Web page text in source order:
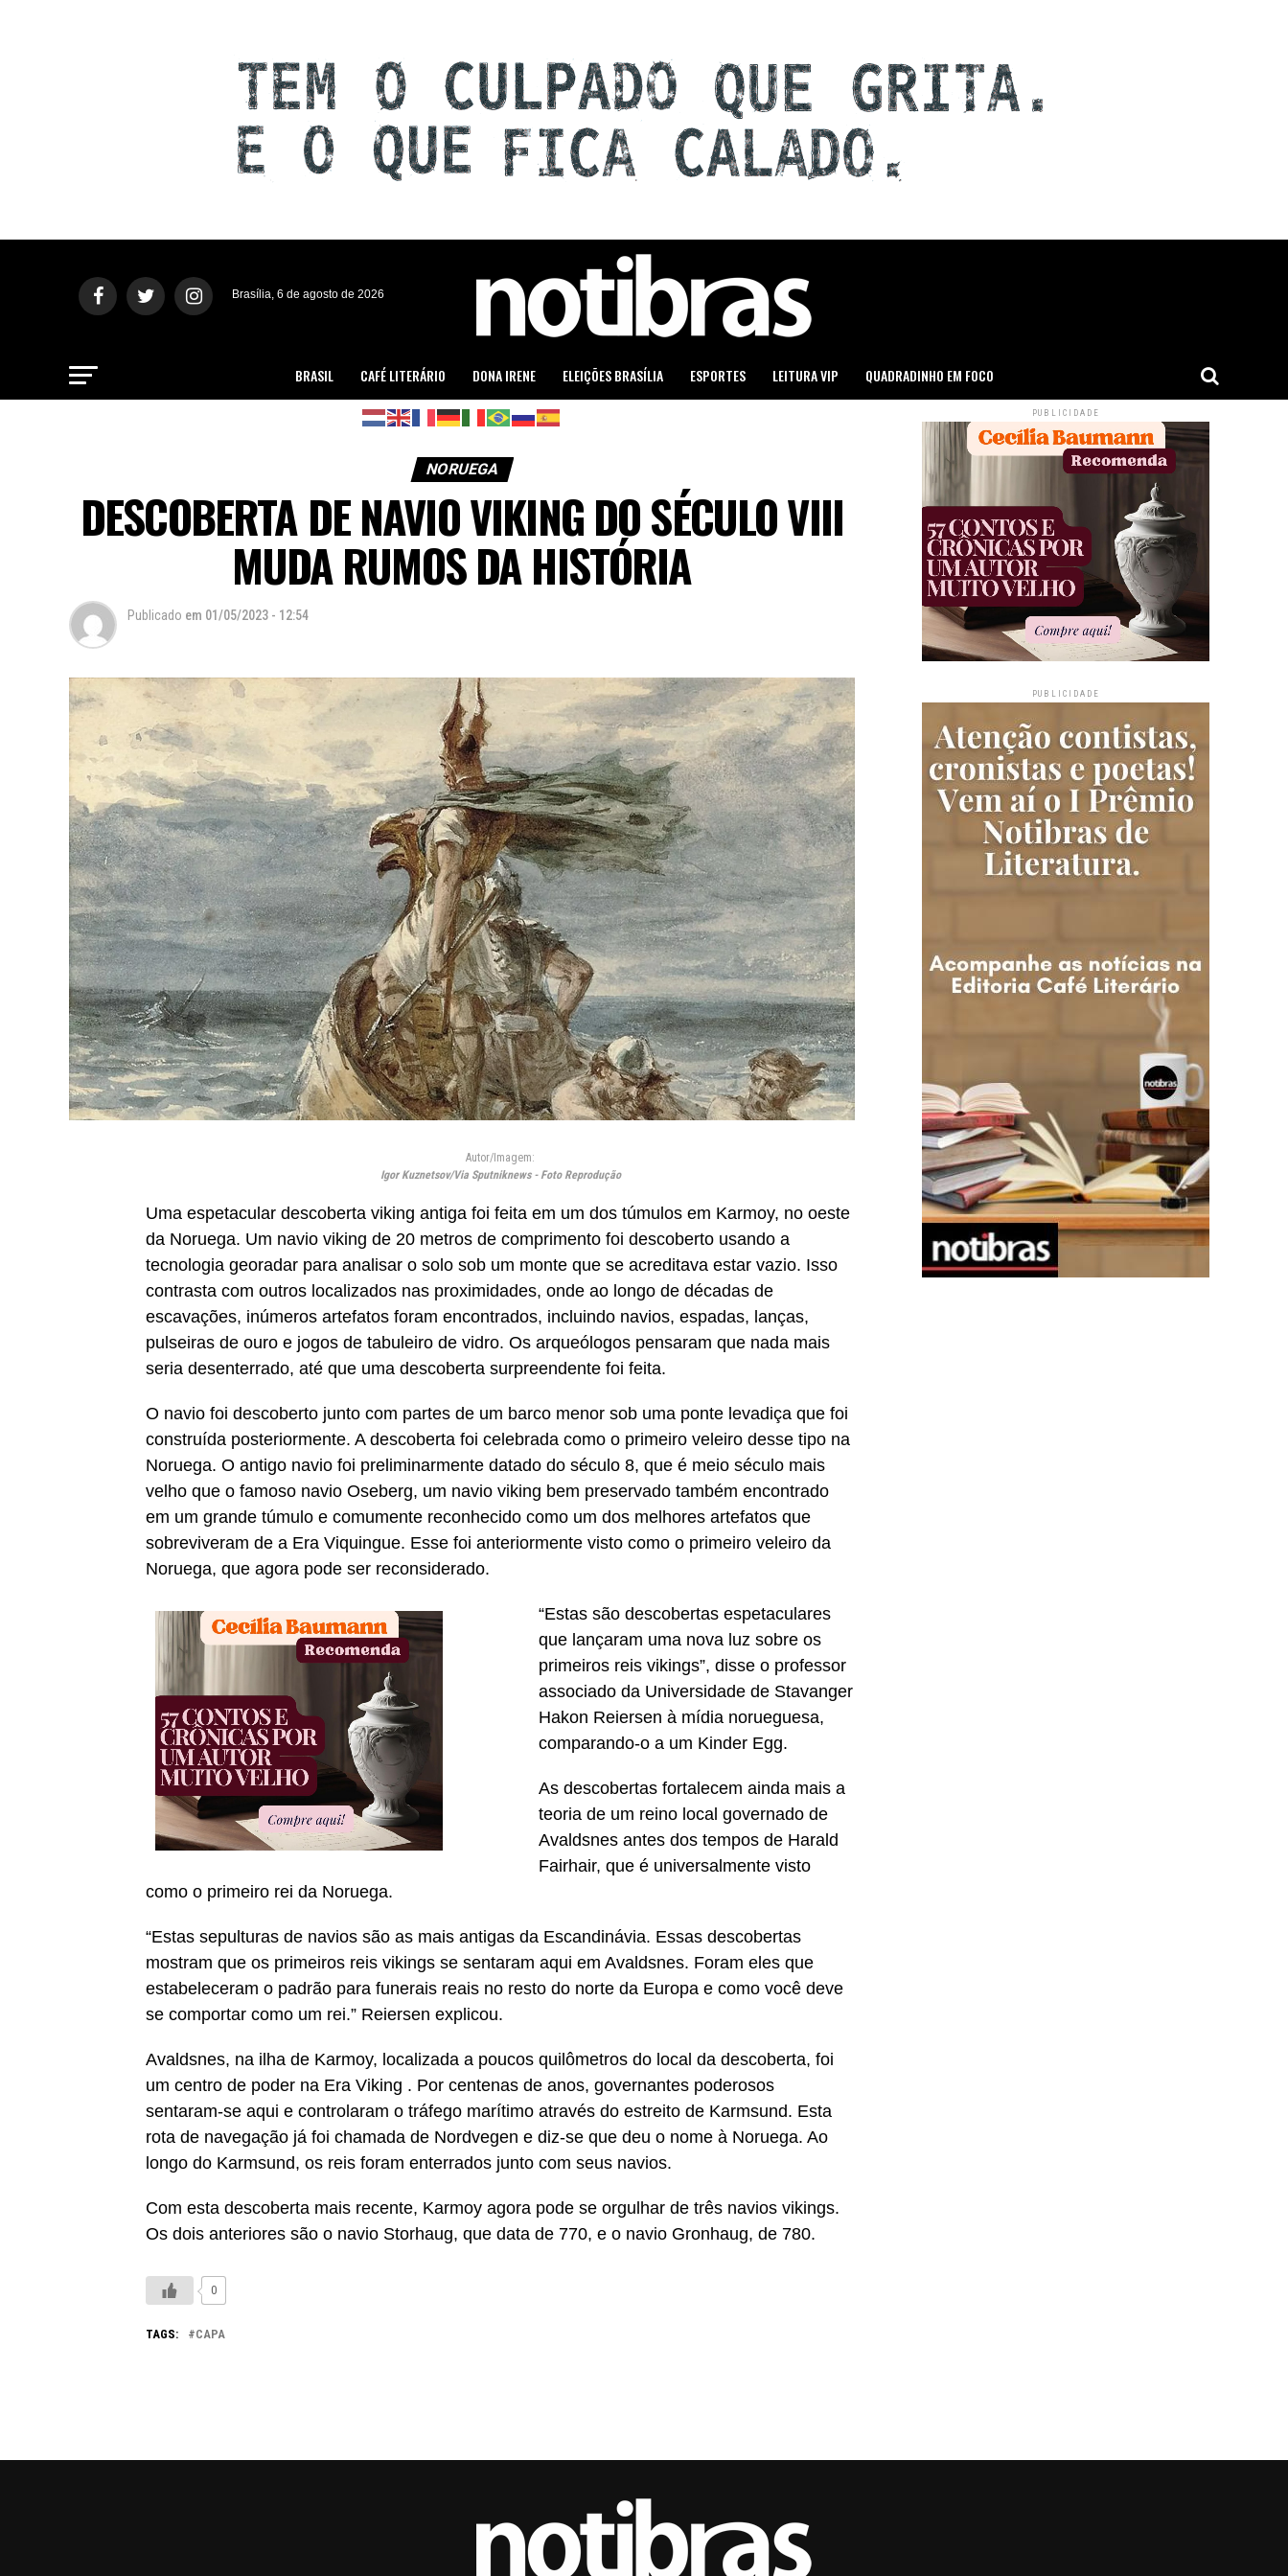
Brasília, 6 de agosto de 2026
BRASIL CAFÉ LITERÁRIO DONA IRENE ELEIÇÕES BRASÍLIA ESPORTES LEITURA VIP QUADRADINHO EM FOCO
NORUEGA
DESCOBERTA DE NAVIO VIKING DO SÉCULO VIII
MUDA RUMOS DA HISTÓRIA
Publicado em 01/05/2023 - 12:54
Autor/Imagem:
Igor Kuznetsov/Via Sputniknews - Foto Reprodução
Uma espetacular descoberta viking antiga foi feita em um dos túmulos em Karmoy, no oeste
da Noruega. Um navio viking de 20 metros de comprimento foi descoberto usando a
tecnologia georadar para analisar o solo sob um monte que se acreditava estar vazio. Isso
contrasta com outros localizados nas proximidades, onde ao longo de décadas de
escavações, inúmeros artefatos foram encontrados, incluindo navios, espadas, lanças,
pulseiras de ouro e jogos de tabuleiro de vidro. Os arqueólogos pensaram que nada mais
seria desenterrado, até que uma descoberta surpreendente foi feita.
O navio foi descoberto junto com partes de um barco menor sob uma ponte levadiça que foi
construída posteriormente. A descoberta foi celebrada como o primeiro veleiro desse tipo na
Noruega. O antigo navio foi preliminarmente datado do século 8, que é meio século mais
velho que o famoso navio Oseberg, um navio viking bem preservado também encontrado
em um grande túmulo e comumente reconhecido como um dos melhores artefatos que
sobreviveram de a Era Viquingue. Esse foi anteriormente visto como o primeiro veleiro da
Noruega, que agora pode ser reconsiderado.
“Estas são descobertas espetaculares
que lançaram uma nova luz sobre os
primeiros reis vikings”, disse o professor
associado da Universidade de Stavanger
Hakon Reiersen à mídia norueguesa,
comparando-o a um Kinder Egg.
As descobertas fortalecem ainda mais a
teoria de um reino local governado de
Avaldsnes antes dos tempos de Harald
Fairhair, que é universalmente visto
como o primeiro rei da Noruega.
“Estas sepulturas de navios são as mais antigas da Escandinávia. Essas descobertas
mostram que os primeiros reis vikings se sentaram aqui em Avaldsnes. Foram eles que
estabeleceram o padrão para funerais reais no resto do norte da Europa e como você deve
se comportar como um rei.” Reiersen explicou.
Avaldsnes, na ilha de Karmoy, localizada a poucos quilômetros do local da descoberta, foi
um centro de poder na Era Viking . Por centenas de anos, governantes poderosos
sentaram-se aqui e controlaram o tráfego marítimo através do estreito de Karmsund. Esta
rota de navegação já foi chamada de Nordvegen e diz-se que deu o nome à Noruega. Ao
longo do Karmsund, os reis foram enterrados junto com seus navios.
Com esta descoberta mais recente, Karmoy agora pode se orgulhar de três navios vikings.
Os dois anteriores são o navio Storhaug, que data de 770, e o navio Gronhaug, de 780.
0
TAGS: CAPA
PUBLICIDADE
PUBLICIDADE